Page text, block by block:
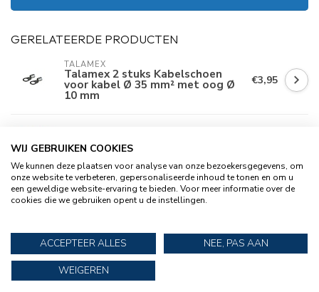
GERELATEERDE PRODUCTEN
TALAMEX
Talamex 2 stuks Kabelschoen
voor kabel Ø 35 mm² met oog Ø
10 mm
€3,95
Accukabel 35 mm² rood
TALAMEX
Talamex Set accuklemmen
WIJ GEBRUIKEN COOKIES
We kunnen deze plaatsen voor analyse van onze bezoekersgegevens, om
onze website te verbeteren, gepersonaliseerde inhoud te tonen en om u
een geweldige website-ervaring te bieden. Voor meer informatie over de
cookies die we gebruiken opent u de instellingen.
ACCEPTEER ALLES
NEE, PAS AAN
WEIGEREN